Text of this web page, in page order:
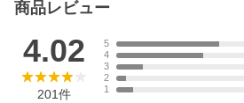
商品レビュー
4.02
201件
5
4
3
2
1